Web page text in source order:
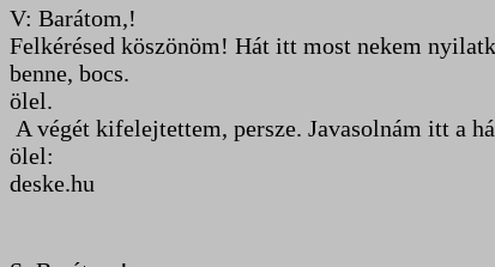
V: Barátom,!
Felkérésed köszönöm! Hát itt most nekem
benne, bocs.
ölel.
A végét kifelejtettem, persze. Javasolnám itt a
ölel:
deske.hu